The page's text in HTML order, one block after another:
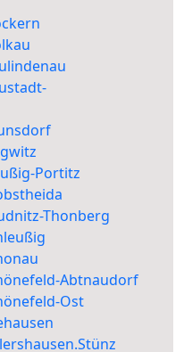
Portitz
Thonberg
Abtnaudorf
Ost